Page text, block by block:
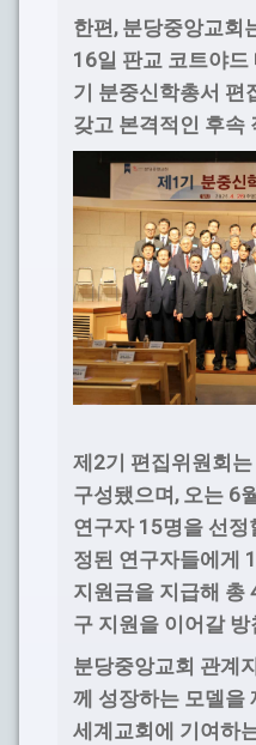
한편, 분당중앙교회
16일 판교 코트야드
기 분중신학총서 편
갖고 본격적인 후속
제 2기 편집위원회
구성됐으며 , 오는 6
연구자 15명을 선정
정된 연구자들에게 1
지원금을 지급해 총
구 지원을 이어갈 방
분당중앙교회 관계
께 성장하는 모델을
세계교회에 기여하